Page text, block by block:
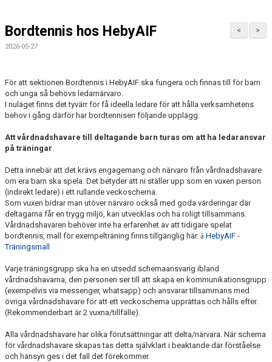
UNGDOMSTOUREN
>
<
Bordtennis hos HebyAIF
2026-05-27
För att sektionen Bordtennis i HebyAIF ska fungera och finnas till för barn
och unga så behövs ledarnärvaro.
I nuläget finns det tyvärr för få ideella ledare för att hålla verksamhetens
behov i gång därför har bordtennisen följande upplägg:
Att vårdnadshavare till deltagande barn turas om att ha ledaransvar
på träningar.
Detta innebär att det krävs engagemang och närvaro från vårdnadshavare
om era barn ska spela. Det betyder att ni ställer upp som en vuxen person
(indirekt ledare) i ett rullande veckoschema.
Som vuxen bidrar man utöver närvaro också med goda värderingar där
deltagarna får en trygg miljö, kan utvecklas och ha roligt tillsammans.
Vårdnadshavaren behöver inte ha erfarenhet av att tidigare spelat
bordtennis, mall för exempelträning finns tillgänglig här. à HebyAIF -
Träningsmall
Varje träningsgrupp ska ha en utsedd schemaansvarig ibland
vårdnadshavarna, den personen ser till att skapa en kommunikationsgrupp
(exempelvis via messenger, whatsapp) och ansvarar tillsammans med
övriga vårdnadshavare för att ett veckoschema upprättas och hålls efter.
(Rekommenderbart är 2 vuxna/tillfälle).
Alla vårdnadshavare har olika förutsättningar att delta/närvara. När schema
för vårdnadshavare skapas tas detta självklart i beaktande där förståelse
och hänsyn ges i det fall det förekommer.